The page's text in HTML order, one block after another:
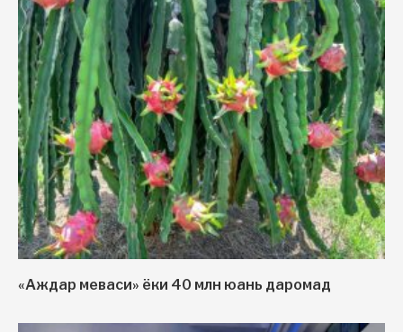
«Аждар меваси» ёки 40 млн юань даромад